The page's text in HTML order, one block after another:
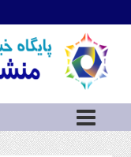
اطلاعات
تماس
ما
درباره
ما